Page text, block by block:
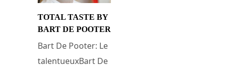
TOTAL TASTE BY
BART DE POOTER
Bart De Pooter: Le
talentueuxBart De